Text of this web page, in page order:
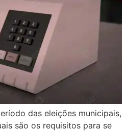
das eleições municipais,
são os requisitos para se